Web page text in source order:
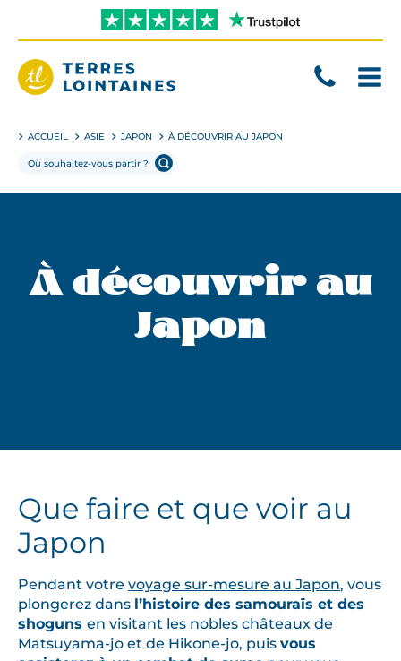
directement
contenu
ACCUEIL ASIE JAPON À DÉCOUVRIR AU JAPON
À découvrir au
Japon
Que faire et que voir au
Japon
Pendant votre voyage sur-mesure au Japon, vous
plongerez dans l’histoire des samouraïs et des
shoguns en visitant les nobles châteaux de
Matsuyama-jo et de Hikone-jo, puis vous